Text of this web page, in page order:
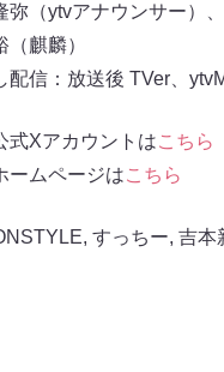
弥（ytvアナウンサー）
（麒麟）
配信：放送後 TVer、
式Xアカウントはこちら
ームページはこちら
, すっちー, 吉本